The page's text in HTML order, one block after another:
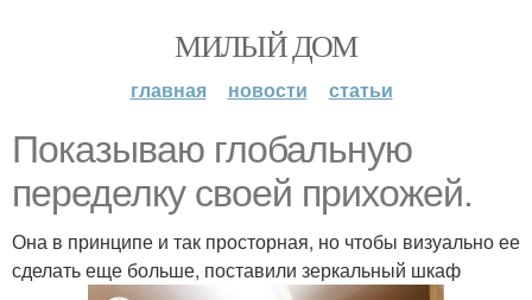
МИЛЫЙ ДОМ
главная новости статьи
Показываю глобальную
переделку своей прихожей.
Она в принципе и так просторная, но чтобы визуально ее
сделать еще больше, поставили зеркальный шкаф